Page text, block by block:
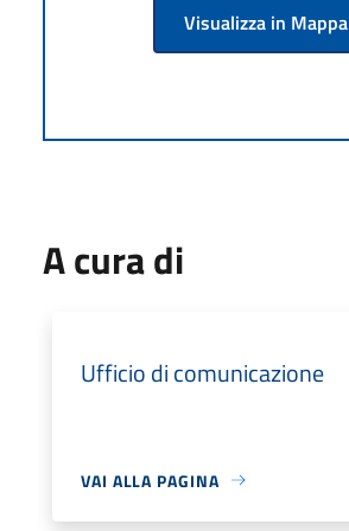
Visualizza in Mappa
A cura di
Ufficio di comunicazione
VAI ALLA PAGINA